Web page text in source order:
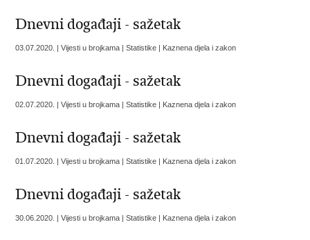
Dnevni događaji - sažetak
03.07.2020. | Vijesti u brojkama | Statistike | Kaznena djela i zakon
Dnevni događaji - sažetak
02.07.2020. | Vijesti u brojkama | Statistike | Kaznena djela i zakon
Dnevni događaji - sažetak
01.07.2020. | Vijesti u brojkama | Statistike | Kaznena djela i zakon
Dnevni događaji - sažetak
30.06.2020. | Vijesti u brojkama | Statistike | Kaznena djela i zakon